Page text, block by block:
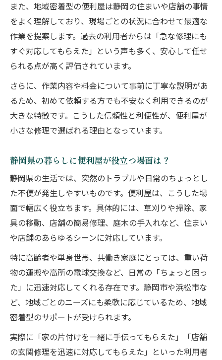
網戸の破れなど細かな修理も便利屋が解決
忙しい方に便利屋の即日対応が選ばれる理
由
便利屋なら複数の修理をまとめて依頼でき
る
自分で直せない小さな悩みも便利屋にお任
せ
信頼できる便利屋探しの秘訣を知ろう
口コミや事例で便利屋の実力をチェックす
便利屋の無料見積もりサービス活用術
女性スタッフ対応など安心できる便利屋の
選び方
長く付き合える便利屋を見つけるコツを紹
介
自分に合った便利屋サービスの選び方
便利屋のサービス内容を比較して選ぶ方法
小さな修理に強い便利屋の特徴を見極めよ
う
便利屋の料金体系を事前に確認する大切さ
自分のニーズに合う便利屋の選択ポイント
また、地域密着型の便利屋は静岡の住まいや店舗の事情
をよく理解しており、現場ごとの状況に合わせて最適な
作業を提案します。過去の利用者からは「急な修理にも
すぐ対応してもらえた」という声も多く、安心して任せ
られる点が高く評価されています。
さらに、作業内容や料金について事前に丁寧な説明があ
るため、初めて依頼する方でも不安なく利用できるのが
大きな特徴です。こうした信頼性と利便性が、便利屋が
小さな修理で選ばれる理由となっています。
静岡県の暮らしに便利屋が役立つ場面は？
静岡県の生活では、突然のトラブルや日常のちょっとし
た不便が発生しやすいものです。便利屋は、こうした場
面で幅広く役立ちます。具体的には、草刈りや掃除、家
具の移動、店舗の簡易修理、庭木の手入れなど、住まい
や店舗のあらゆるシーンに対応しています。
特に高齢者や単身世帯、共働き家庭にとっては、重い荷
物の運搬や高所の電球交換など、日常の「ちょっと困っ
た」に迅速対応してくれる存在です。静岡市や浜松市な
ど、地域ごとのニーズにも柔軟に応じているため、地域
密着型のサポートが受けられます。
実際に「家の片付けを一緒に手伝ってもらえた」「店舗
の玄関修理を迅速に対応してもらえた」といった利用者